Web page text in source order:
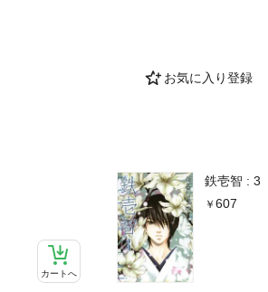
お気に入り登録
カートへ
鉄壱智 : 3
607